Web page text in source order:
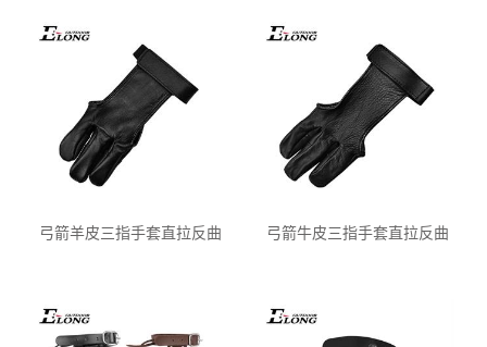
弓箭羊皮三指手套直拉反曲 弓箭牛皮三指手套直拉反曲